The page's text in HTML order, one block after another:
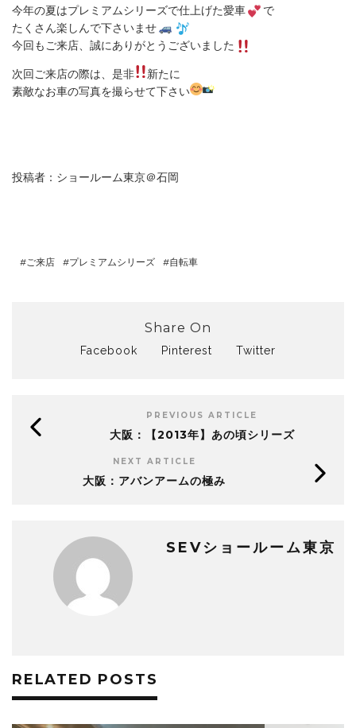
今年の夏はプレミアムシリーズで仕上げた愛車
で
たくさん楽しんで下さいませ
今回もご来店、誠にありがとうございました
次回ご来店の際は、是非
新たに
素敵なお車の写真を撮らせて下さい
投稿者：ショールーム東京＠石岡
ご来店 プレミアムシリーズ 自転車
Share On
Facebook Pinterest Twitter
PREVIOUS ARTICLE
大阪：【2013年】あの頃シリーズ
NEXT ARTICLE
大阪：アバンアームの極み
SEVショールーム東京
RELATED POSTS